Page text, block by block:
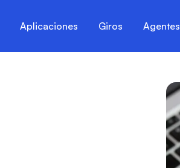
Aplicaciones Giros Agentes